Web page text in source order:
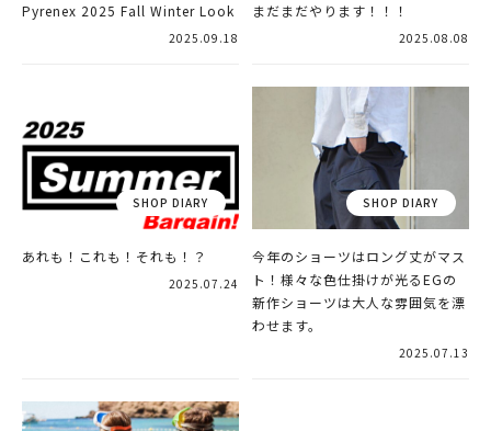
Pyrenex 2025 Fall Winter Look
2025.09.18
まだまだやります！！！
2025.08.08
あれも！これも！それも！？
2025.07.24
今年のショーツはロング丈がマス
ト！様々な色仕掛けが光るEGの
新作ショーツは大人な雰囲気を漂
わせます。
2025.07.13